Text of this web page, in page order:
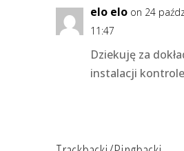
elo elo on 24
11:47
Dziekuję za
instalacji